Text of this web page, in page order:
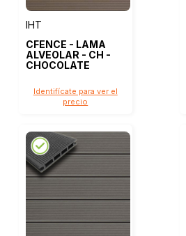
IHT
CFENCE - LAMA
ALVEOLAR - CH -
CHOCOLATE
Identifícate para ver el
precio